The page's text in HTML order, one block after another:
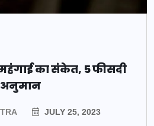
महंगाई का संकेत, 5 फीसदी
अनुमान
JULY 25, 2023